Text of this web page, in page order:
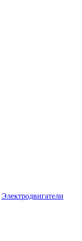
Электродвигатели